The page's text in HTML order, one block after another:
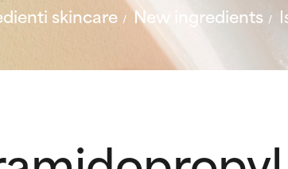
skincare New ingredients